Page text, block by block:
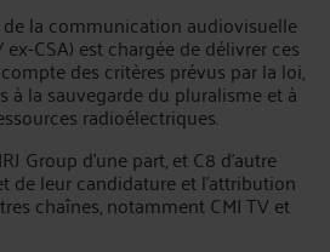
la communication audiovisuelle
CSA) est chargée de délivrer ces
des critères prévus par la loi,
la sauvegarde du pluralisme et à
radioélectriques.
Group d'une part, et C8 d'autre
de leur candidature et l'attribution
chaînes, notamment CMI TV et